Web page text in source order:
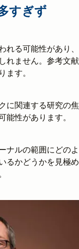
すぎず
れる可能性があり
れません。参考文
ます。
に関連する研究の
能性があります。
ナルの範囲にどの
るかどうかを見極